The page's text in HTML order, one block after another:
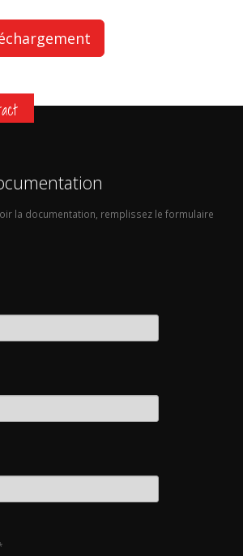
la documentation, remplissez le formulaire